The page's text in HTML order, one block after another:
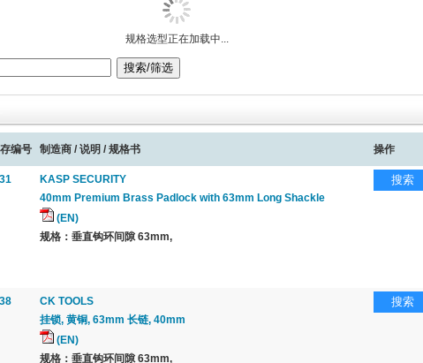
规格选型正在加载中...
编号 制造商 / 说明 / 规格书 操作
KASP SECURITY
40mm Premium Brass Padlock with 63mm Long Shackle
(EN)
规格：垂直钩环间隙 63mm,
搜索
CK TOOLS
挂锁, 黄铜, 63mm 长链, 40mm
(EN)
规格：垂直钩环间隙 63mm,
搜索